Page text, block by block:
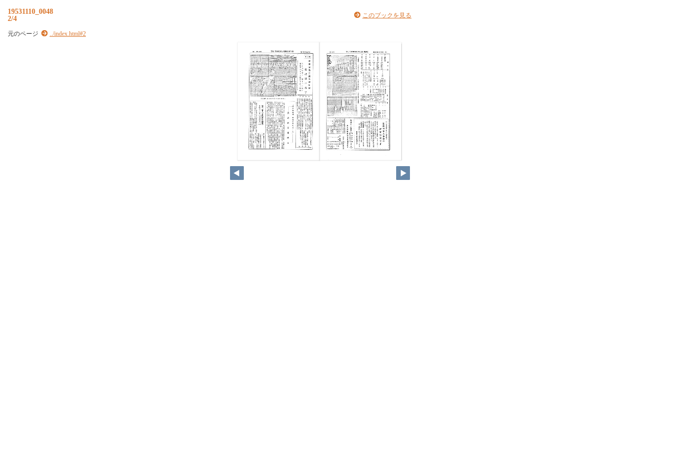
19531110_0048
2/4
元のページ ../index.html#2
このブックを見る